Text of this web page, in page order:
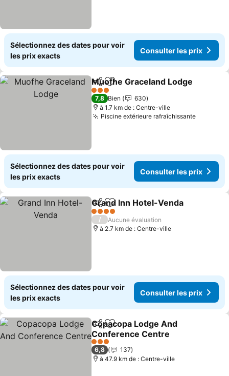
Sélectionnez des dates pour voir
les prix exacts
Consulter les prix
PartagerAjouter à mes favoris
Muofhe Graceland Lodge
3 Étoiles
7,8 Bien
630
à 1.7 km de : Centre-ville
Piscine extérieure rafraîchissante
Sélectionnez des dates pour voir
les prix exacts
Consulter les prix
PartagerAjouter à mes favoris
Grand Inn Hotel-Venda
4 Étoiles
/
Aucune évaluation
à 2.7 km de : Centre-ville
Sélectionnez des dates pour voir
les prix exacts
Consulter les prix
PartagerAjouter à mes favoris
Copacopa Lodge And
Conference Centre
Consulter les prix
3 Étoiles
6,8
137
à 47.9 km de : Centre-ville